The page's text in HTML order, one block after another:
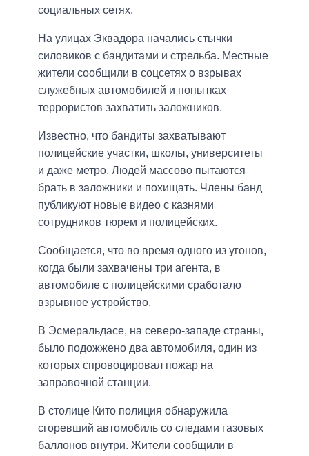
социальных сетях.
На улицах Эквадора начались стычки
силовиков с бандитами и стрельба. Местные
жители сообщили в соцсетях о взрывах
служебных автомобилей и попытках
террористов захватить заложников.
Известно, что бандиты захватывают
полицейские участки, школы, университеты
и даже метро. Людей массово пытаются
брать в заложники и похищать. Члены банд
публикуют новые видео с казнями
сотрудников тюрем и полицейских.
Сообщается, что во время одного из угонов,
когда были захвачены три агента, в
автомобиле с полицейскими сработало
взрывное устройство.
В Эсмеральдасе, на северо-западе страны,
было подожжено два автомобиля, один из
которых спровоцировал пожар на
заправочной станции.
В столице Кито полиция обнаружила
сгоревший автомобиль со следами газовых
баллонов внутри. Жители сообщили в